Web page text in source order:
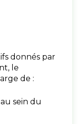
donnés par
le
de :
sein du